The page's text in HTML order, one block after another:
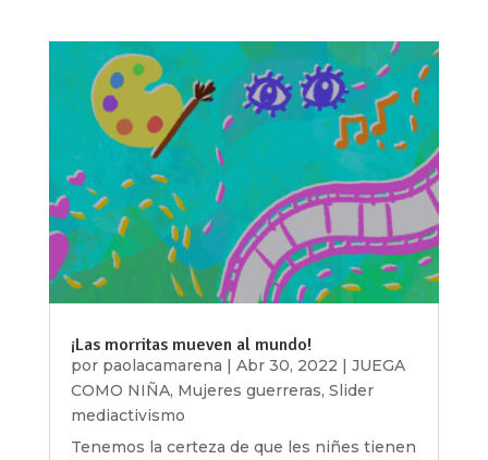
¡Las morritas mueven al mundo!
por paolacamarena | Abr 30, 2022 | JUEGA
COMO NIÑA, Mujeres guerreras, Slider
mediactivismo
Tenemos la certeza de que les niñes tienen